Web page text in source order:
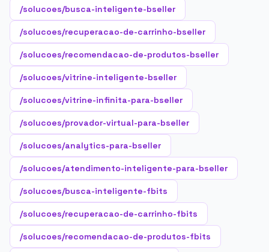
/solucoes/busca-inteligente-bseller
/solucoes/recuperacao-de-carrinho-bseller
/solucoes/recomendacao-de-produtos-bseller
/solucoes/vitrine-inteligente-bseller
/solucoes/vitrine-infinita-para-bseller
/solucoes/provador-virtual-para-bseller
/solucoes/analytics-para-bseller
/solucoes/atendimento-inteligente-para-bseller
/solucoes/busca-inteligente-fbits
/solucoes/recuperacao-de-carrinho-fbits
/solucoes/recomendacao-de-produtos-fbits